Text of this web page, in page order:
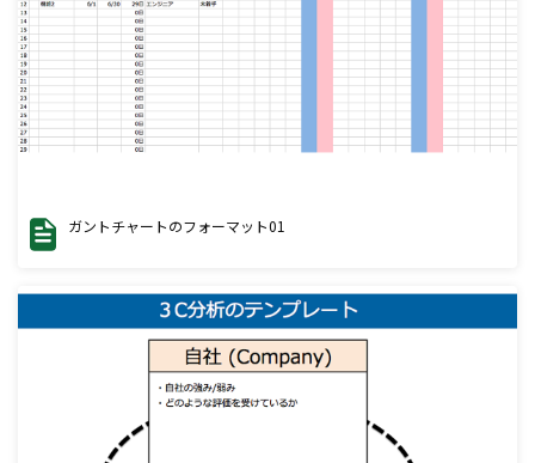
ガントチャートのフォーマット01